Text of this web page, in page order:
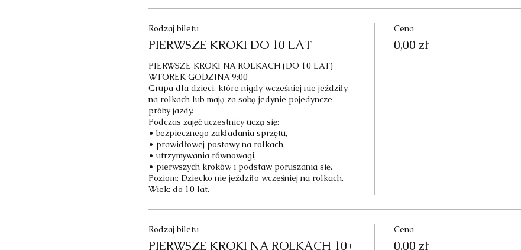
Rodzaj biletu
PIERWSZE KROKI DO 10 LAT
PIERWSZE KROKI NA ROLKACH (DO 10 LAT)
WTOREK GODZINA 9:00
Grupa dla dzieci, które nigdy wcześniej nie jeździły
na rolkach lub mają za sobą jedynie pojedyncze
próby jazdy.
Podczas zajęć uczestnicy uczą się:
• bezpiecznego zakładania sprzętu,
• prawidłowej postawy na rolkach,
• utrzymywania równowagi,
• pierwszych kroków i podstaw poruszania się.
Poziom: Dziecko nie jeździło wcześniej na rolkach.
Wiek: do 10 lat.
Cena
0,00 zł
Rodzaj biletu
PIERWSZE KROKI NA ROLKACH 10+
Cena
0,00 zł